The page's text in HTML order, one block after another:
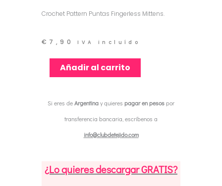
Crochet Pattern Puntas Fingerless Mittens.
€ 7,90 IVA incluído
Patrón
Crochet
Añadir al carrito
Si eres deArgentinay quieres pagar en pesospor
transferencia bancaria, escríbenos a
info@clubdetejido.com
¿Lo quieres descargar GRATIS?